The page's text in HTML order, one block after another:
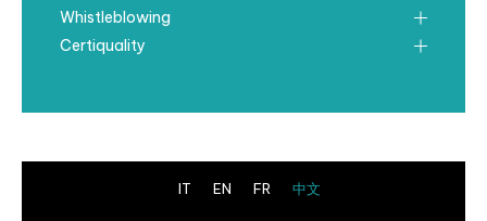
Whistleblowing
Certiquality
IT EN FR 中文